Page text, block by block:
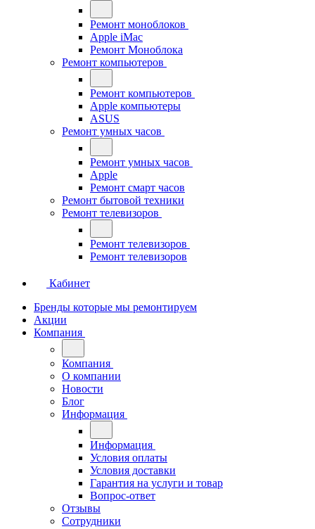
Ремонт моноблоков
Apple iMac
Ремонт Моноблока
Ремонт компьютеров
Ремонт компьютеров
Apple компьютеры
ASUS
Ремонт умных часов
Ремонт умных часов
Apple
Ремонт смарт часов
Ремонт бытовой техники
Ремонт телевизоров
Ремонт телевизоров
Ремонт телевизоров
Кабинет
Бренды которые мы ремонтируем
Акции
Компания
Компания
О компании
Новости
Блог
Информация
Информация
Условия оплаты
Условия доставки
Гарантия на услуги и товар
Вопрос-ответ
Отзывы
Сотрудники